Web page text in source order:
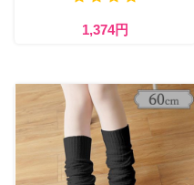
1,374円